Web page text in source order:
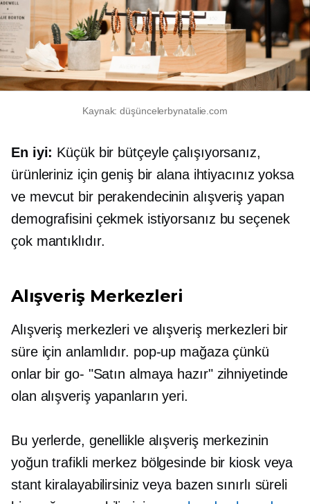
Kaynak: düşüncelerbynatalie.com
En iyi: Küçük bir bütçeyle çalışıyorsanız,
ürünleriniz için geniş bir alana ihtiyacınız yoksa
ve mevcut bir perakendecinin alışveriş yapan
demografisini çekmek istiyorsanız bu seçenek
çok mantıklıdır.
Alışveriş Merkezleri
Alışveriş merkezleri ve alışveriş merkezleri bir
süre için anlamlıdır. pop-up mağaza çünkü
onlar birgo- "Satın almaya hazır" zihniyetinde
olan alışveriş yapanların yeri.
Bu yerlerde, genellikle alışveriş merkezinin
yoğun trafikli merkez bölgesinde bir kiosk veya
stant kiralayabilirsiniz veya bazen sınırlı süreli